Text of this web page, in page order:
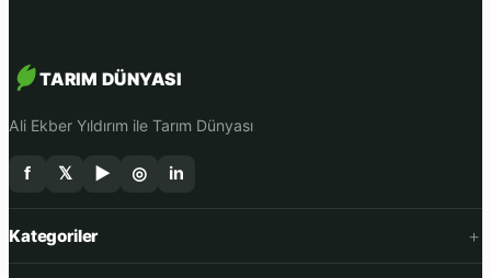
TARIM DÜNYASI
Ali Ekber Yıldırım ile Tarım Dünyası
f 𝕏 ▶ ◎ in
Kategoriler